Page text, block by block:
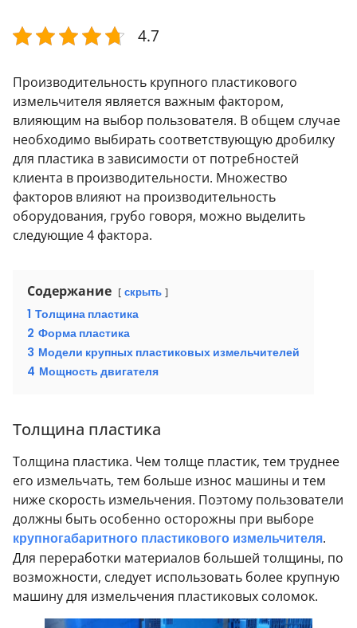
4.7
Производительность крупного пластикового
измельчителя является важным фактором,
влияющим на выбор пользователя. В общем случае
необходимо выбирать соответствующую дробилку
для пластика в зависимости от потребностей
клиента в производительности. Множество
факторов влияют на производительность
оборудования, грубо говоря, можно выделить
следующие 4 фактора.
Содержание скрыть
1 Толщина пластика
2 Форма пластика
3 Модели крупных пластиковых измельчителей
4 Мощность двигателя
Толщина пластика
Толщина пластика. Чем толще пластик, тем труднее
его измельчать, тем больше износ машины и тем
ниже скорость измельчения. Поэтому пользователи
должны быть особенно осторожны при выборе
крупногабаритного пластикового измельчителя.
Для переработки материалов большей толщины, по
возможности, следует использовать более крупную
машину для измельчения пластиковых соломок.